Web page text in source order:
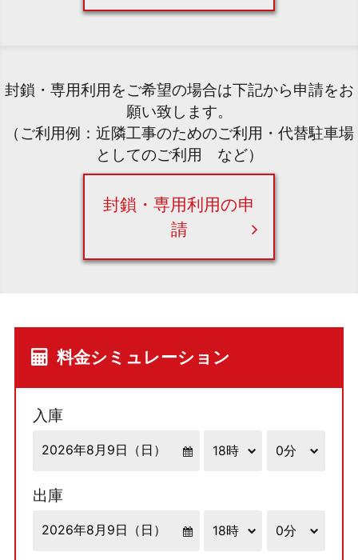
封鎖・専用利用をご希望の場合は下記から申請をお
願い致します。
（ご利用例：近隣工事のためのご利用・代替駐車場
としてのご利用 など）
封鎖・専用利用の申
請
料金シミュレーション
入庫
出庫